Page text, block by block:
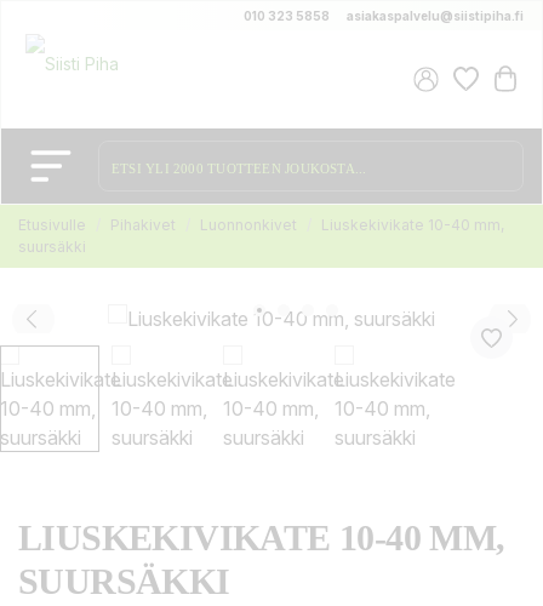
010 323 5858 asiakaspalvelu@siistipiha.fi
Etusivulle Pihakivet Luonnonkivet
Liuskekivikate 10-40 mm,
suursäkki
LIUSKEKIVIKATE 10-40 MM,
SUURSÄKKI